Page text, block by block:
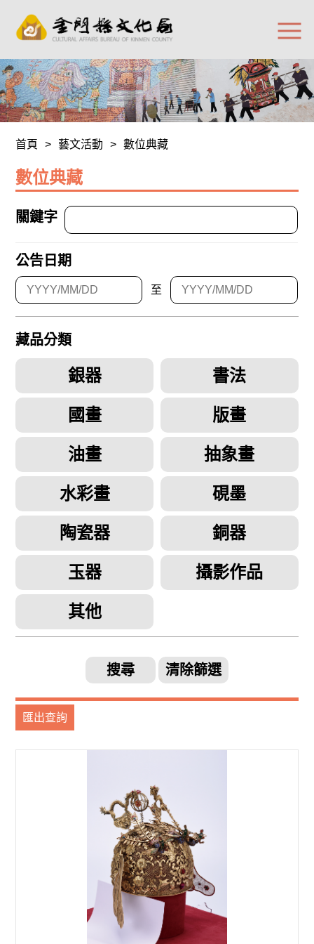
首頁 > 藝文活動 > 數位典藏
數位典藏
關鍵字
公告日期
至
藏品分類
銀器 書法
國畫 版畫
油畫 抽象畫
水彩畫 硯墨
陶瓷器 銅器
玉器 攝影作品
其他
搜尋 清除篩選
匯出查詢